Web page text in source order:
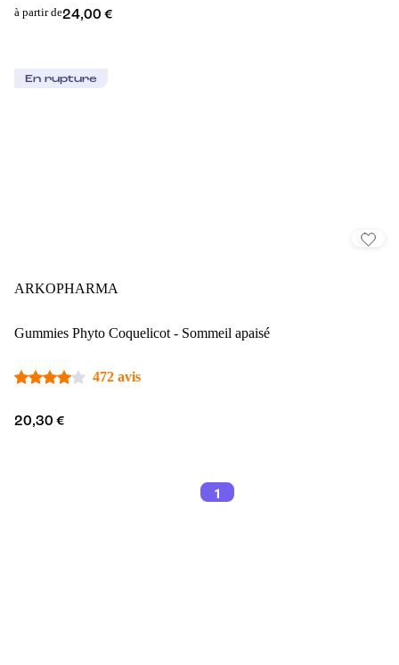
à partir de24,00 €
En rupture
ARKOPHARMA
Gummies Phyto Coquelicot - Sommeil apaisé
472 avis
20,30 €
1